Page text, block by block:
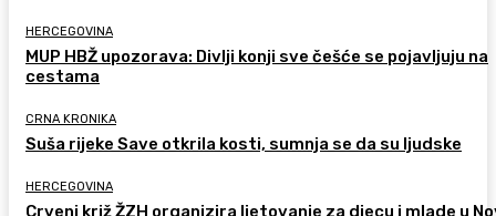
HERCEGOVINA
MUP HBŽ upozorava: Divlji konji sve češće se pojavljuju na
cestama
CRNA KRONIKA
Suša rijeke Save otkrila kosti, sumnja se da su ljudske
HERCEGOVINA
Crveni križ ŽZH organizira ljetovanje za djecu i mlade u